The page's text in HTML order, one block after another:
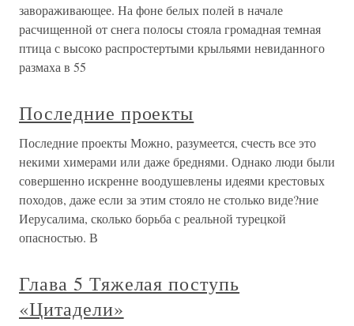
завораживающее. На фоне белых полей в начале
расчищенной от снега полосы стояла громадная темная
птица с высоко распростертыми крыльями невиданного
размаха в 55
Последние проекты
Последние проекты Можно, разумеется, счесть все это
некими химерами или даже бреднями. Однако люди были
совершенно искренне воодушевлены идеями крестовых
походов, даже если за этим стояло не столько виде?ние
Иерусалима, сколько борьба с реальной турецкой
опасностью. В
Глава 5 Тяжелая поступь
«Цитадели»